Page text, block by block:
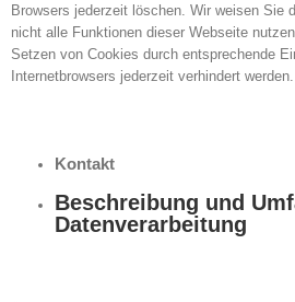
Browsers jederzeit löschen. Wir weisen Sie
nicht alle Funktionen dieser Webseite
Setzen von Cookies durch entsprechende
Internetbrowsers jederzeit verhindert werden.
Kontakt
Beschreibung und
Datenverarbeitung